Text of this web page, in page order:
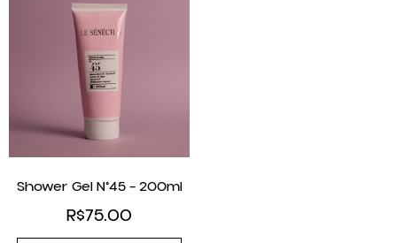
Shower Gel N°45 – 200ml
R$75.00